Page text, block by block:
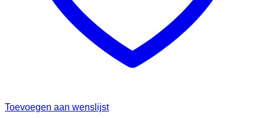
Toevoegen aan wenslijst